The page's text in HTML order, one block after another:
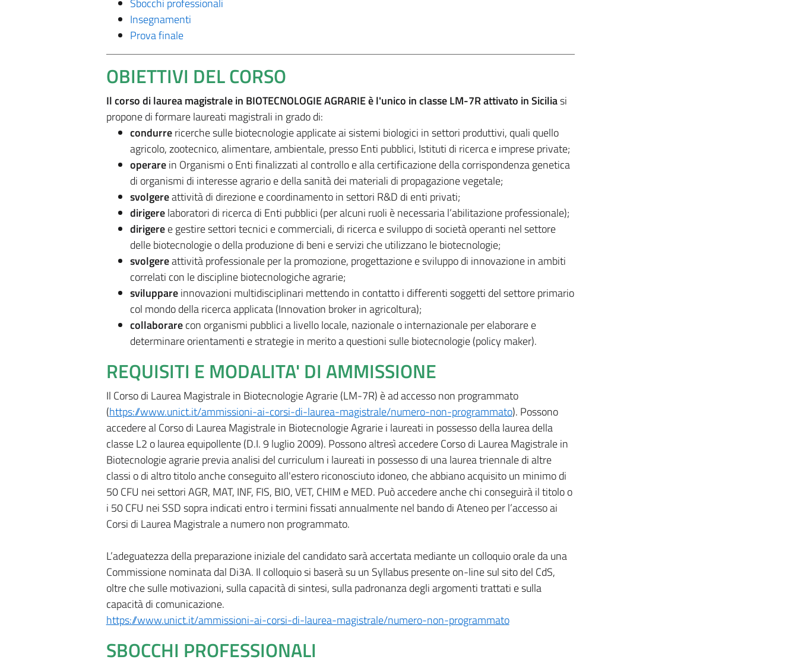
Sbocchi professionali
Insegnamenti
Prova finale
OBIETTIVI DEL CORSO
Il corso di laurea magistrale in BIOTECNOLOGIE AGRARIE è l'unico in classe LM-7R attivato in Siciliasi
propone di formare laureati magistrali in grado di:
condurrericerche sulle biotecnologie applicate ai sistemi biologici in settori produttivi, quali quello
agricolo, zootecnico, alimentare, ambientale, presso Enti pubblici, Istituti di ricerca e imprese private;
operarein Organismi o Enti finalizzati al controllo e alla certificazione della corrispondenza genetica
di organismi di interesse agrario e della sanità dei materiali di propagazione vegetale;
svolgereattività di direzione e coordinamento in settori R&D di enti privati;
dirigerelaboratori di ricerca di Enti pubblici (per alcuni ruoli è necessaria l’abilitazione professionale);
dirigeree gestire settori tecnici e commerciali, di ricerca e sviluppo di società operanti nel settore
delle biotecnologie o della produzione di beni e servizi che utilizzano le biotecnologie;
svolgereattività professionale per la promozione, progettazione e sviluppo di innovazione in ambiti
correlati con le discipline biotecnologiche agrarie;
sviluppareinnovazioni multidisciplinari mettendo in contatto i differenti soggetti del settore primario
col mondo della ricerca applicata (Innovation broker in agricoltura);
collaborarecon organismi pubblici a livello locale, nazionale o internazionale per elaborare e
determinare orientamenti e strategie in merito a questioni sulle biotecnologie (policy maker).
REQUISITI E MODALITA' DI AMMISSIONE
Il Corso di Laurea Magistrale in Biotecnologie Agrarie (LM-7R) è ad accesso non programmato
(https://www.unict.it/ammissioni-ai-corsi-di-laurea-magistrale/numero-non-programmato). Possono
accedere al Corso di Laurea Magistrale in Biotecnologie Agrarie i laureati in possesso della laurea della
classe L2 o laurea equipollente (D.I. 9 luglio 2009). Possono altresì accedere Corso di Laurea Magistrale in
Biotecnologie agrarie previa analisi del curriculum i laureati in possesso di una laurea triennale di altre
classi o di altro titolo anche conseguito all'estero riconosciuto idoneo, che abbiano acquisito un minimo di
50 CFU nei settori AGR, MAT, INF, FIS, BIO, VET, CHIM e MED. Può accedere anche chi conseguirà il titolo o
i 50 CFU nei SSD sopra indicati entro i termini fissati annualmente nel bando di Ateneo per l’accesso ai
Corsi di Laurea Magistrale a numero non programmato.
L’adeguatezza della preparazione iniziale del candidato sarà accertata mediante un colloquio orale da una
Commissione nominata dal Di3A. Il colloquio si baserà su un Syllabus presente on-line sul sito del CdS,
oltre che sulle motivazioni, sulla capacità di sintesi, sulla padronanza degli argomenti trattati e sulla
capacità di comunicazione.
https://www.unict.it/ammissioni-ai-corsi-di-laurea-magistrale/numero-non-programmato
SBOCCHI PROFESSIONALI